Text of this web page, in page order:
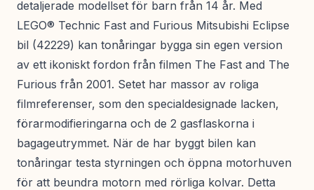
detaljerade modellset för barn från 14 år. Med
LEGO® Technic Fast and Furious Mitsubishi Eclipse
bil (42229) kan tonåringar bygga sin egen version
av ett ikoniskt fordon från filmen The Fast and The
Furious från 2001. Setet har massor av roliga
filmreferenser, som den specialdesignade lacken,
förarmodifieringarna och de 2 gasflaskorna i
bagageutrymmet. När de har byggt bilen kan
tonåringar testa styrningen och öppna motorhuven
för att beundra motorn med rörliga kolvar. Detta